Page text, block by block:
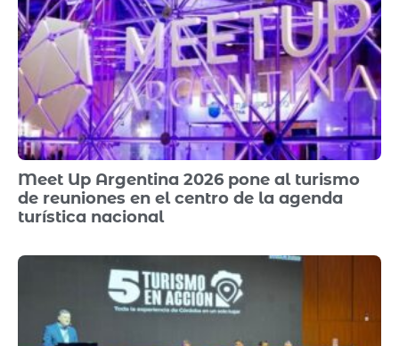
Meet Up Argentina 2026 pone al turismo
de reuniones en el centro de la agenda
turística nacional